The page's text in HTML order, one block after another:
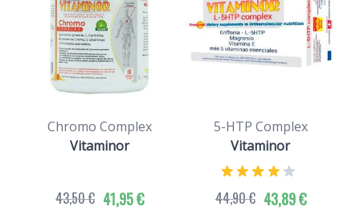
Chromo Complex
Vitaminor
41,95 €
43,50 €
5-HTP Complex
Vitaminor
43,89 €
44,90 €